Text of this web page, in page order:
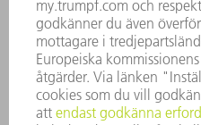
RÅDGIVARSYSTEM
SECURITY
PRESSMEDDELANDEN
MAGASIN
HÅLLBARHET
MILJÖ & KLIMAT
SOCIALT & SAMHÄLLE